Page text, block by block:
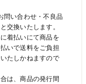
問い合わせ・不良品
交換いたします。
着払いにて商品を
いで送料をご負担
たしかねますので
は、商品の発行間